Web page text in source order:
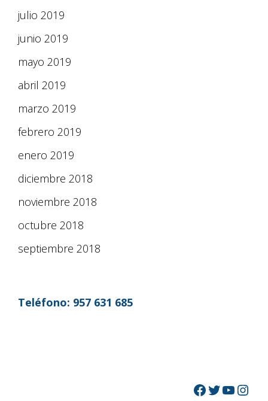
julio 2019
junio 2019
mayo 2019
abril 2019
marzo 2019
febrero 2019
enero 2019
diciembre 2018
noviembre 2018
octubre 2018
septiembre 2018
Teléfono: 957 631 685